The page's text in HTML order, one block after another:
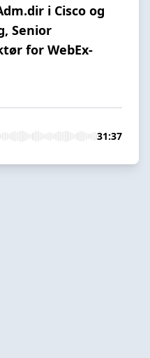
i Cisco og
Senior
for WebEx-
31:37